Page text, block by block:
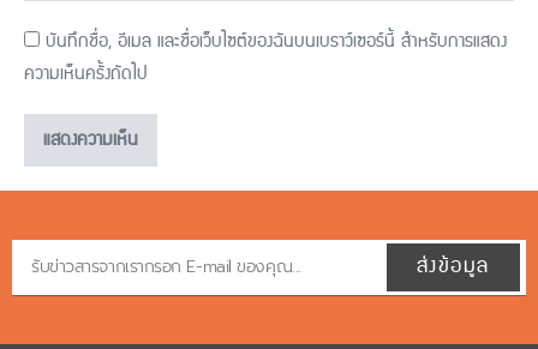
บันทึกชื่อ, อีเมล และชื่อเว็บไซต์ของฉันบนเบราว์เซอร์นี้ สำหรับการแสดง
ความเห็นครั้งถัดไป
ส่งข้อมูล